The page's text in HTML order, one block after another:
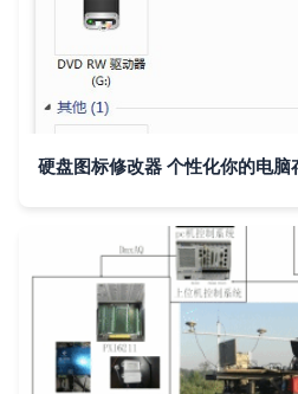
硬盘图标修改器 个性化你的电